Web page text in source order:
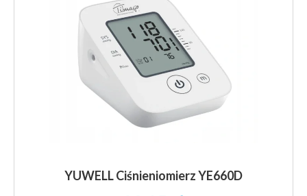
YUWELL Ciśnieniomierz YE660D